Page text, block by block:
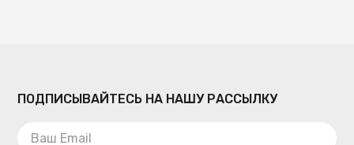
ПОДПИСЫВАЙТЕСЬ НА НАШУ РАССЫЛКУ